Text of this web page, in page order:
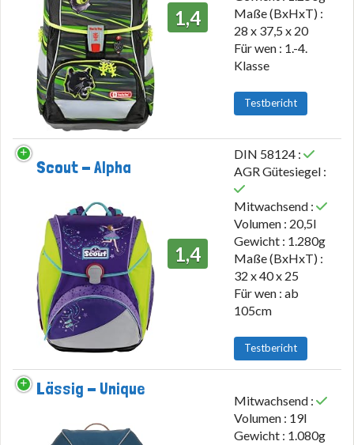
1,4
Maße (BxHxT) :
28 x 37,5 x 20
Für wen : 1.-4.
Klasse
Testbericht
Scout - Alpha
1,4
DIN 58124 :
AGR Gütesiegel :
Mitwachsend :
Volumen : 20,5l
Gewicht : 1.280g
Maße (BxHxT) :
32 x 40 x 25
Für wen : ab
105cm
Testbericht
Lässig - Unique
Mitwachsend :
Volumen : 19l
Gewicht : 1.080g